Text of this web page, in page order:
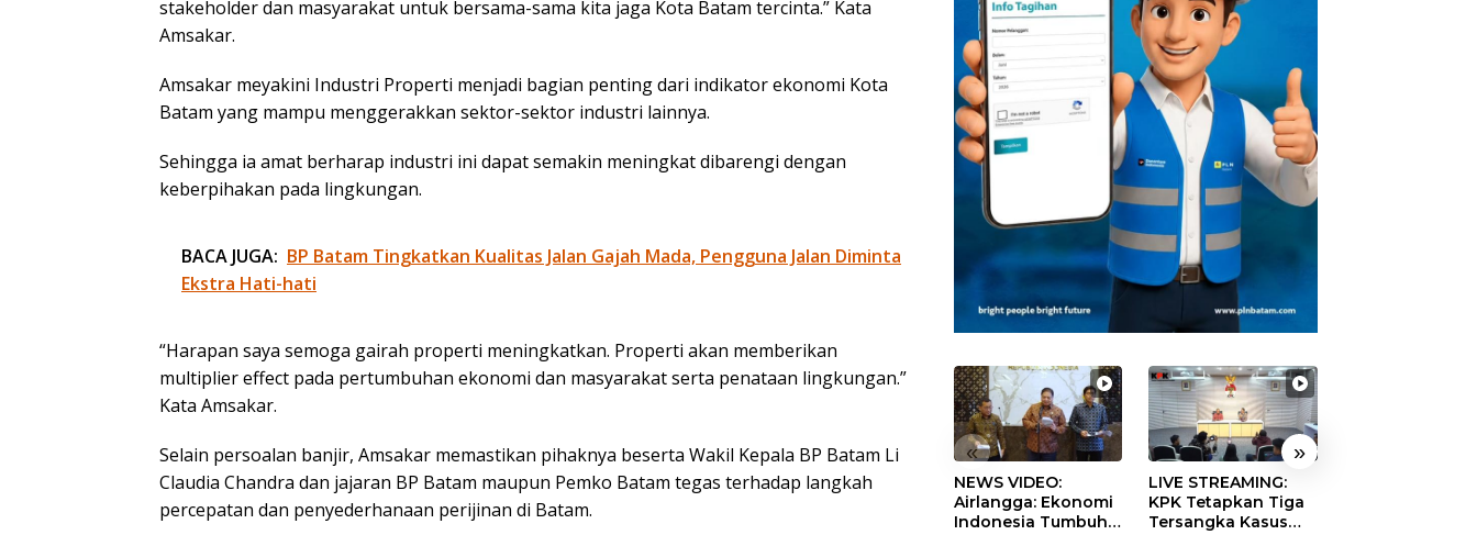
stakeholder dan masyarakat untuk bersama-sama kita jaga Kota Batam tercinta.” Kata
Amsakar.
Amsakar meyakini Industri Properti menjadi bagian penting dari indikator ekonomi Kota
Batam yang mampu menggerakkan sektor-sektor industri lainnya.
Sehingga ia amat berharap industri ini dapat semakin meningkat dibarengi dengan
keberpihakan pada lingkungan.
BACA JUGA: BP Batam Tingkatkan Kualitas Jalan Gajah Mada, Pengguna Jalan Diminta
Ekstra Hati-hati
“Harapan saya semoga gairah properti meningkatkan. Properti akan memberikan
multiplier effect pada pertumbuhan ekonomi dan masyarakat serta penataan lingkungan.”
Kata Amsakar.
Selain persoalan banjir, Amsakar memastikan pihaknya beserta Wakil Kepala BP Batam Li
Claudia Chandra dan jajaran BP Batam maupun Pemko Batam tegas terhadap langkah
percepatan dan penyederhanaan perijinan di Batam.
« »
NEWS VIDEO:
Airlangga: Ekonomi
Indonesia Tumbuh
LIVE STREAMING:
KPK Tetapkan Tiga
Tersangka Kasus